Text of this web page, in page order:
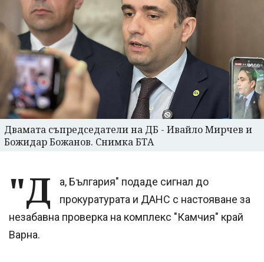
Двамата съпредседатели на ДБ - Ивайло Мирчев и
Божидар Божанов. Снимка БТА
"Д
а, България" подаде сигнал до
прокуратурата и ДАНС с настояване за
незабавна проверка на комплекс "Камчия" край
Варна.